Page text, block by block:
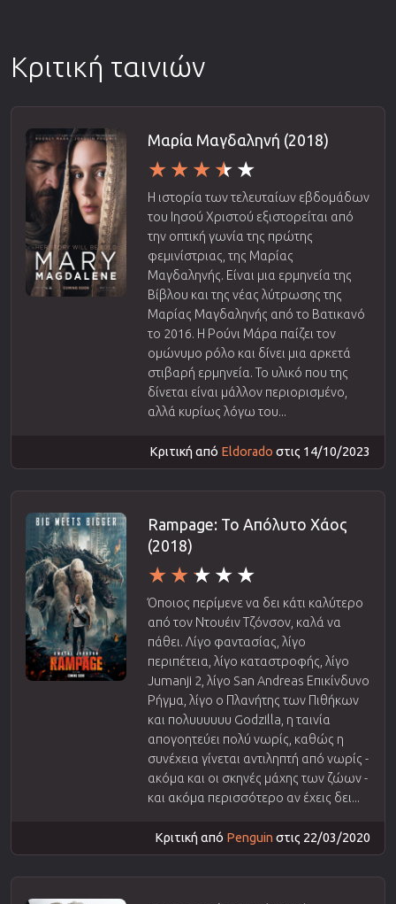
Κριτική ταινιών
Μαρία Μαγδαληνή (2018)
Η ιστορία των τελευταίων εβδομάδων
του Ιησού Χριστού εξιστορείται από
την οπτική γωνία της πρώτης
φεμινίστριας, της Μαρίας
Μαγδαληνής. Είναι μια ερμηνεία της
Βίβλου και της νέας λύτρωσης της
Μαρίας Μαγδαληνής από το Βατικανό
το 2016. Η Ρούνι Μάρα παίζει τον
ομώνυμο ρόλο και δίνει μια αρκετά
στιβαρή ερμηνεία. Το υλικό που της
δίνεται είναι μάλλον περιορισμένο,
αλλά κυρίως λόγω του...
Κριτική από Eldorado στις 14/10/2023
Rampage: Το Απόλυτο Χάος
(2018)
Όποιος περίμενε να δει κάτι καλύτερο
από τον Ντουέιν Τζόνσον, καλά να
πάθει. Λίγο φαντασίας, λίγο
περιπέτεια, λίγο καταστροφής, λίγο
Jumanji 2, λίγο San Andreas Επικίνδυνο
Ρήγμα, λίγο ο Πλανήτης των Πιθήκων
και πολυυυυυυ Godzilla, η ταινία
απογοητεύει πολύ νωρίς, καθώς η
συνέχεια γίνεται αντιληπτή από νωρίς -
ακόμα και οι σκηνές μάχης των ζώων -
και ακόμα περισσότερο αν έχεις δει...
Κριτική από Penguin στις 22/03/2020